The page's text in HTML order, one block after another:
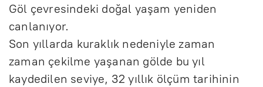
Göl çevresindeki doğal yaşam yeniden
canlanıyor.
Son yıllarda kuraklık nedeniyle zaman
zaman çekilme yaşanan gölde bu yıl
kaydedilen seviye, 32 yıllık ölçüm tarihinin